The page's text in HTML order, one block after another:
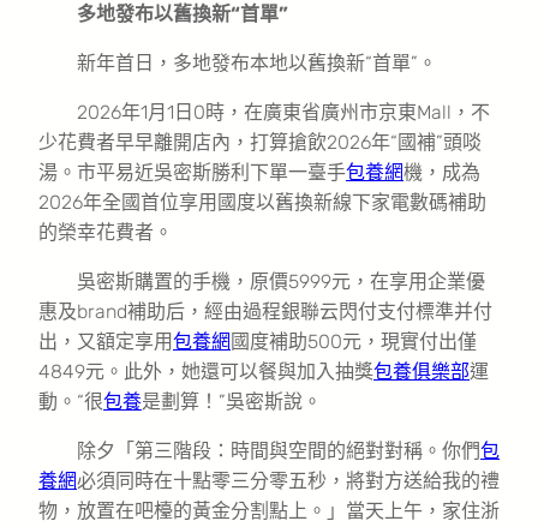
多地發布以舊換新“首單”
新年首日，多地發布本地以舊換新“首單”。
2026年1月1日0時，在廣東省廣州市京東Mall，不
少花費者早早離開店內，打算搶飲2026年“國補”頭啖
湯。市平易近吳密斯勝利下單一臺手包養網機，成為
2026年全國首位享用國度以舊換新線下家電數碼補助
的榮幸花費者。
吳密斯購置的手機，原價5999元，在享用企業優
惠及brand補助后，經由過程銀聯云閃付支付標準并付
出，又額定享用包養網 國度補助500元，現實付出僅
4849元。此外，她還可以餐與加入抽獎包養俱樂部運
動。“很包養是劃算！”吳密斯說。
除夕「第三階段：時間與空間的絕對對稱。你們包
養網必須同時在十點零三分零五秒，將對方送給我的禮
物，放置在吧檯的黃金分割點上。」當天上午，家住浙